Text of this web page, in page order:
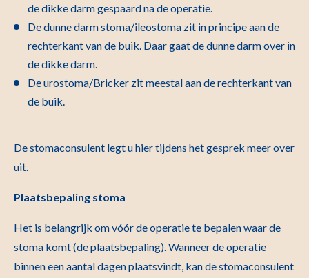
de dikke darm gespaard na de operatie.
De dunne darm stoma/ileostoma zit in principe aan de
rechterkant van de buik. Daar gaat de dunne darm over in
de dikke darm.
De urostoma/Bricker zit meestal aan de rechterkant van
de buik.
De stomaconsulent legt u hier tijdens het gesprek meer over
uit.
Plaatsbepaling stoma
Het is belangrijk om vóór de operatie te bepalen waar de
stoma komt (de plaatsbepaling). Wanneer de operatie
binnen een aantal dagen plaatsvindt, kan de stomaconsulent